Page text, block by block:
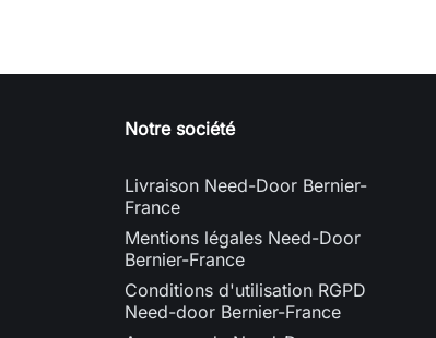
Notre société
Livraison Need-Door Bernier-
France
Mentions légales Need-Door
Bernier-France
Conditions d'utilisation RGPD
Need-door Bernier-France